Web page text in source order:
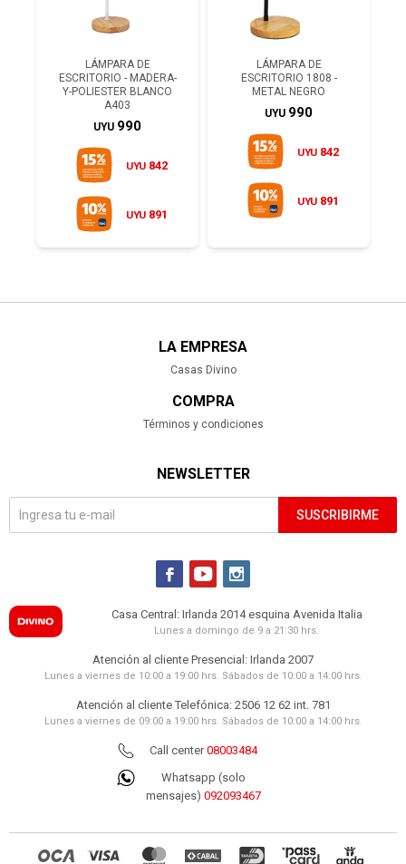
LÁMPARA DE
ESCRITORIO - MADERA-
Y-POLIESTER BLANCO
A403
UYU 990
UYU 842
UYU 891
LÁMPARA DE
ESCRITORIO 1808 -
METAL NEGRO
UYU 990
UYU 842
UYU 891
LA EMPRESA
Casas Divino
COMPRA
Términos y condiciones
NEWSLETTER
SUSCRIBIRME
  
Casa Central: Irlanda 2014 esquina Avenida Italia
Lunes a domingo de 9 a 21:30 hrs.
Atención al cliente Presencial: Irlanda 2007
Lunes a viernes de 10:00 a 19:00 hrs. Sábados de 10:00 a 14:00 hrs.
Atención al cliente Telefónica: 2506 12 62 int. 781
Lunes a viernes de 09:00 a 19:00 hrs. Sábados de 10:00 a 14:00 hrs.
Call center08003484
Whatsapp (solo
mensajes) 092093467